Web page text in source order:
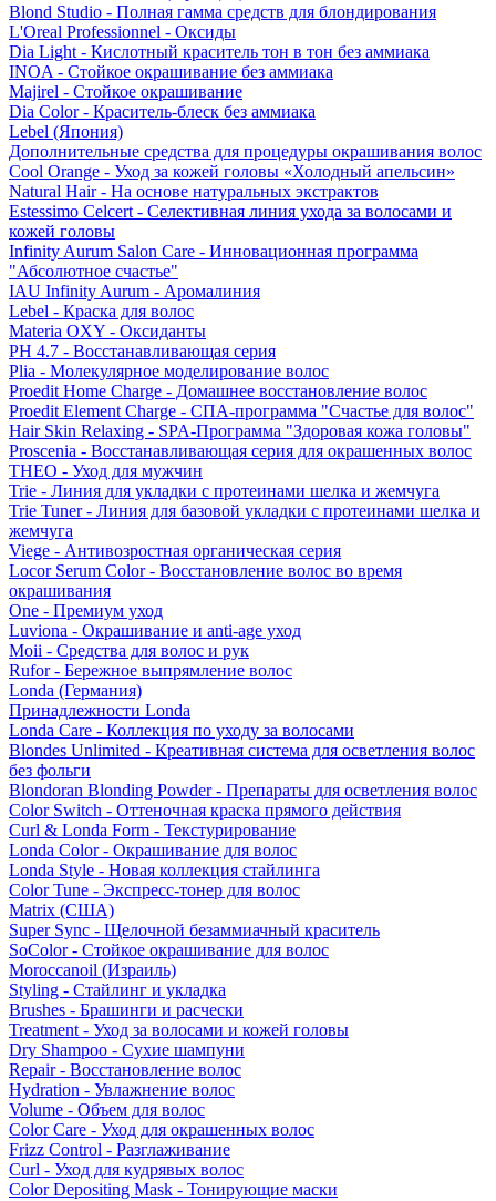
Blond Studio - Полная гамма средств для блондирования
L'Oreal Professionnel - Оксиды
Dia Light - Кислотный краситель тон в тон без аммиака
INOA - Стойкое окрашивание без аммиака
Majirel - Стойкое окрашивание
Dia Color - Краситель-блеск без аммиака
Lebel (Япония)
Дополнительные средства для процедуры окрашивания волос
Cool Orange - Уход за кожей головы «Холодный апельсин»
Natural Hair - На основе натуральных экстрактов
Estessimo Celcert - Селективная линия ухода за волосами и
кожей головы
Infinity Aurum Salon Care - Инновационная программа
"Абсолютное счастье"
IAU Infinity Aurum - Аромалиния
Lebel - Краска для волос
Materia OXY - Оксиданты
PH 4.7 - Восстанавливающая серия
Plia - Молекулярное моделирование волос
Proedit Home Charge - Домашнее восстановление волос
Proedit Element Charge - СПА-программа "Счастье для волос"
Hair Skin Relaxing - SPA-Программа "Здоровая кожа головы"
Proscenia - Восстанавливающая серия для окрашенных волос
THEO - Уход для мужчин
Trie - Линия для укладки с протеинами шелка и жемчуга
Trie Tuner - Линия для базовой укладки с протеинами шелка и
жемчуга
Viege - Антивозростная органическая серия
Locor Serum Color - Восстановление волос во время
окрашивания
One - Премиум уход
Luviona - Окрашивание и anti-age уход
Moii - Средства для волос и рук
Rufor - Бережное выпрямление волос
Londa (Германия)
Принадлежности Londa
Londa Care - Коллекция по уходу за волосами
Blondes Unlimited - Креативная система для осветления волос
без фольги
Blondoran Blonding Powder - Препараты для осветления волос
Color Switch - Оттеночная краска прямого действия
Curl & Londa Form - Текстурирование
Londa Color - Окрашивание для волос
Londa Style - Новая коллекция стайлинга
Color Tune - Экспресс-тонер для волос
Matrix (США)
Super Sync - Щелочной безаммиачный краситель
SoColor - Стойкое окрашивание для волос
Moroccanoil (Израиль)
Styling - Стайлинг и укладка
Brushes - Брашинги и расчески
Treatment - Уход за волосами и кожей головы
Dry Shampoo - Сухие шампуни
Repair - Восстановление волос
Hydration - Увлажнение волос
Volume - Объем для волос
Color Care - Уход для окрашенных волос
Frizz Control - Разглаживание
Curl - Уход для кудрявых волос
Color Depositing Mask - Тонирующие маски